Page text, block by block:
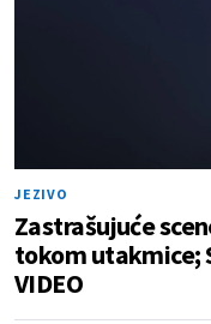
JEZIVO
Zastrašujuće
tokom utakmice;
VIDEO